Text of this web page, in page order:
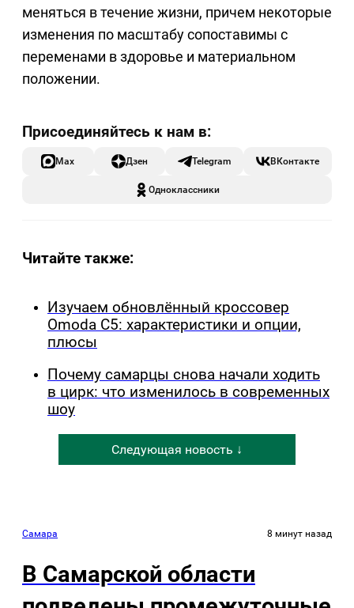
меняться в течение жизни, причем некоторые
изменения по масштабу сопоставимы с
переменами в здоровье и материальном
положении.
Max Дзен Telegram ВКонтакте
Одноклассники
Читайте также:
Изучаем обновлённый кроссовер
Omoda C5: характеристики и опции,
плюсы
Почему самарцы снова начали ходить
в цирк: что изменилось в современных
шоу
Следующая новость ↓
Самара 8 минут назад
В Самарской области